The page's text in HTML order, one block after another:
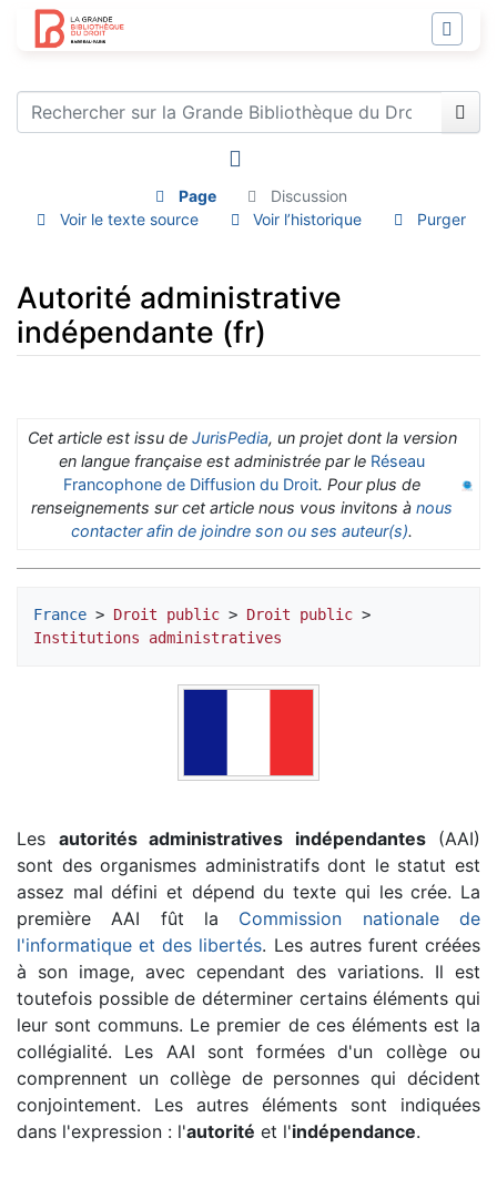
Page
Discussion
Voir le texte source
Voir l’historique Purger
Autorité administrative
indépendante (fr)
Cet article est issu de JurisPedia, un projet dont la version
en langue française est administrée par le Réseau
Francophone de Diffusion du Droit. Pour plus de
renseignements sur cet article nous vous invitons à nous
contacter afin de joindre son ou ses auteur(s).
France > Droit public > Droit public
Institutions administratives
Les autorités administratives indépendantes(AAI)
sont des organismes administratifs dont le statut est
assez mal défini et dépend du texte qui les crée. La
première AAI fût la Commission nationale de
l'informatique et des libertés. Les autres furent créées
à son image, avec cependant des variations. Il est
toutefois possible de déterminer certains éléments qui
leur sont communs. Le premier de ces éléments est la
collégialité. Les AAI sont formées d'un collège ou
comprennent un collège de personnes qui décident
conjointement. Les autres éléments sont indiquées
dans l'expression : l'autorité et l'indépendance.